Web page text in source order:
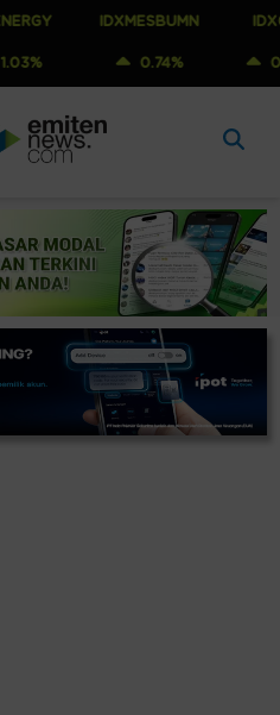
IDXMESBUMN
0.74% 0.79%